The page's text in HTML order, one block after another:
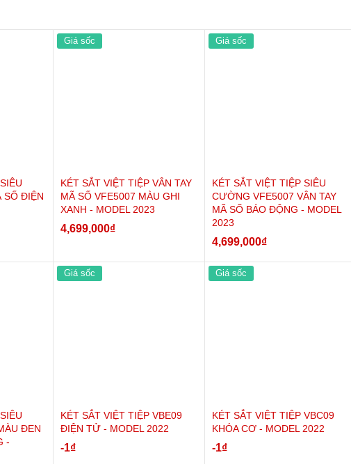
tạo thẩm mỹ phẳng phiu trên mặt cửa.
phụ có khóa chìa - nơi lý tưởng để cất giữ tài sản quan trọng. Bên dưới là
đổi mật khẩu linh hoạt không giới hạn số lần đổi, có báo động khi bị xâm
tay nắm qua phải.
SỐ ĐIỆN
Giá sốc
KÉT SẮT VIỆT TIỆP VÂN TAY
MÃ SỐ VFE5007 MÀU GHI
XANH - MODEL 2023
4,699,000₫
Giá sốc
KÉT SẮT VIỆT TIỆP SIÊU
CƯỜNG VFE5007 VÂN TAY
MÃ SỐ BÁO ĐỘNG - MODEL
2023
4,699,000₫
ĐEN
-
Giá sốc
KÉT SẮT VIỆT TIỆP VBE09
ĐIỆN TỬ - MODEL 2022
-1₫
Giá sốc
KÉT SẮT VIỆT TIỆP VBC09
KHÓA CƠ - MODEL 2022
-1₫